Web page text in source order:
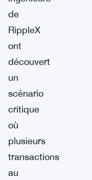
de
RippleX
ont
découvert
un
scénario
critique
où
plusieurs
transactions
au